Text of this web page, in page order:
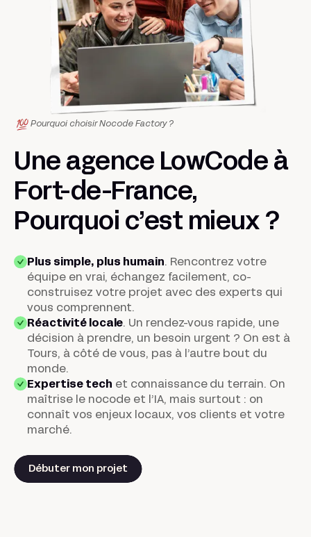
Pourquoi choisir Nocode Factory ?
Une agence LowCode à
Fort-de-France,
Pourquoi c’est mieux ?
Plus simple, plus humain. Rencontrez votre
équipe en vrai, échangez facilement, co-
construisez votre projet avec des experts qui
vous comprennent.
Réactivité locale. Un rendez-vous rapide, une
décision à prendre, un besoin urgent ? On est à
Tours, à côté de vous, pas à l’autre bout du
monde.
Expertise tech et connaissance du terrain. On
maîtrise le nocode et l’IA, mais surtout : on
connaît vos enjeux locaux, vos clients et votre
marché.
Débuter mon projet